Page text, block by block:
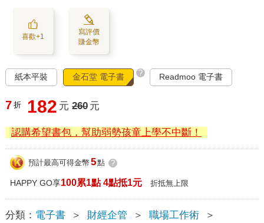
喜歡+1
寫評價
賺金幣
紙本平裝 金石堂 電子書 ? Readmoo 電子書
7 折 182 元 260 元
認購希望書包，幫助弱勢孩童上學不中斷！
預計最高可得金幣 5點 ?
HAPPY GO享100累1點 4點抵1元 折抵無上限
分類： 電子書 ＞ 財經企管 ＞ 職場工作術
＞